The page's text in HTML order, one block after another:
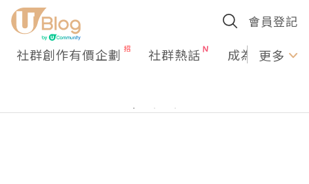
會員登記
社群創作有價企劃 社群熱話 成為U更多